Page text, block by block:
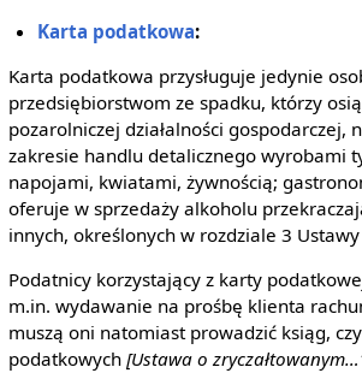
Karta podatkowa:
Karta podatkowa przysługuje jedynie
przedsiębiorstwom ze spadku, którzy
pozarolniczej działalności gospodarczej,
zakresie handlu detalicznego wyrobami
napojami, kwiatami, żywnością;
oferuje w sprzedaży alkoholu
innych, określonych w rozdziale 3
Podatnicy korzystający z karty
m.in. wydawanie na prośbę klienta
muszą oni natomiast prowadzić ksiąg,
podatkowych [Ustawa o zryczałtowanym…